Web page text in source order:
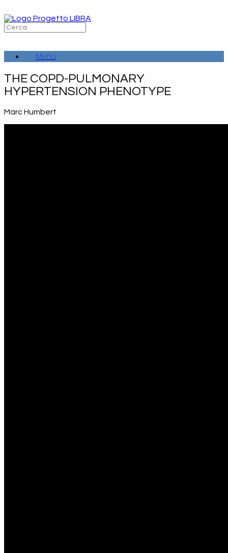
al
contenuto
Ricerca
per:
Menu
THE COPD-PULMONARY
HYPERTENSION PHENOTYPE
Marc Humbert